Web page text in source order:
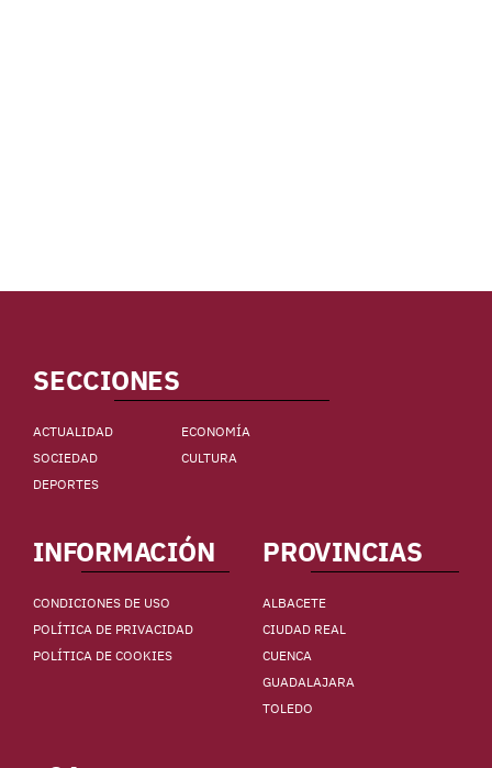
SECCIONES
ACTUALIDAD
ECONOMÍA
SOCIEDAD
CULTURA
DEPORTES
INFORMACIÓN
CONDICIONES DE USO
POLÍTICA DE PRIVACIDAD
POLÍTICA DE COOKIES
PROVINCIAS
ALBACETE
CIUDAD REAL
CUENCA
GUADALAJARA
TOLEDO